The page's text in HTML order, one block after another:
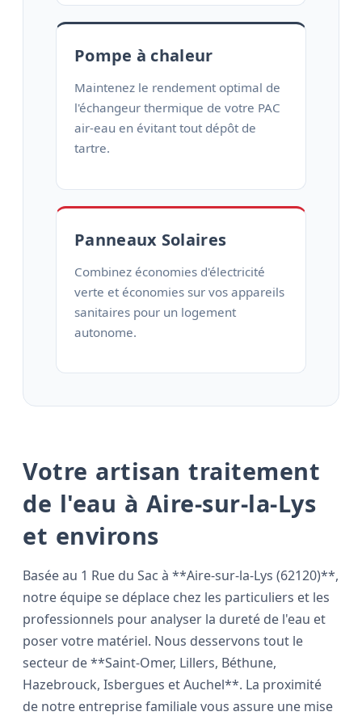
Pompe à chaleur
Maintenez le rendement optimal de
l'échangeur thermique de votre PAC
air-eau en évitant tout dépôt de
tartre.
Panneaux Solaires
Combinez économies d'électricité
verte et économies sur vos appareils
sanitaires pour un logement
autonome.
Votre artisan traitement
de l'eau à Aire-sur-la-Lys
et environs
Basée au 1 Rue du Sac à **Aire-sur-la-Lys (62120)**,
notre équipe se déplace chez les particuliers et les
professionnels pour analyser la dureté de l'eau et
poser votre matériel. Nous desservons tout le
secteur de **Saint-Omer, Lillers, Béthune,
Hazebrouck, Isbergues et Auchel**. La proximité
de notre entreprise familiale vous assure une mise